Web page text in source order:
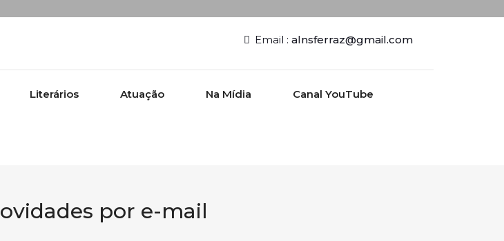
Email : alnsferraz@gmail.com
Literários Atuação Na Mídia Canal YouTube
por e-mail